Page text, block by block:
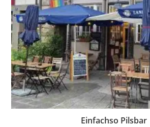
Einfachso Pilsbar